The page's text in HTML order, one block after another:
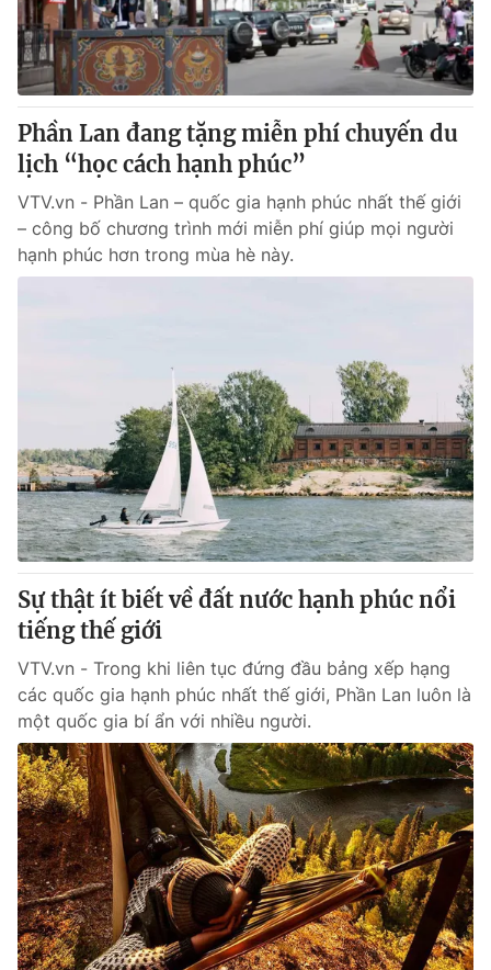
Sản phẩm
Thị trường
Tư vấn
Lịch phát sóng
Chuyên mục khác
Emagazine Podcast
Photo Infographic
VTV Thể thao
VTV Sức khoẻ Bất động sản
Thị trường 24h Tấm lòng Việt
VTV4 Vươn mình bằng AI
VTV9
Liên hệ tòa soạn English
THỜI BÁO VTV
Theo dõi báo trên
Cơ quan chủ quản: Đài Truyền hình Việt Nam
Cơ quan báo chí:Thời báo VTV
Phần Lan đang tặng miễn phí chuyến du
lịch “học cách hạnh phúc”
VTV.vn - Phần Lan – quốc gia hạnh phúc nhất thế giới
– công bố chương trình mới miễn phí giúp mọi người
hạnh phúc hơn trong mùa hè này.
Sự thật ít biết về đất nước hạnh phúc nổi
tiếng thế giới
VTV.vn - Trong khi liên tục đứng đầu bảng xếp hạng
các quốc gia hạnh phúc nhất thế giới, Phần Lan luôn là
một quốc gia bí ẩn với nhiều người.